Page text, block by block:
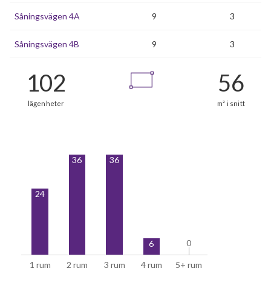
Såningsvägen 4A 9 3
Såningsvägen 4B 9 3
lägenheter
1 rum 2 rum 3 rum 4 rum 5+ rum
24
36 36
6 0
0